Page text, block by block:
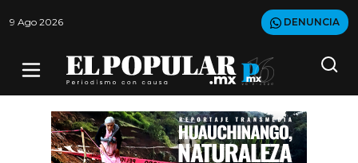
9 Ago 2026 DENUNCIA